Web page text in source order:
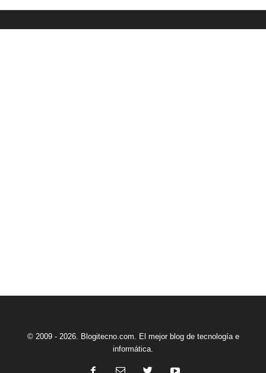
© 2009 - 2026. Blogitecno.com. El mejor blog de tecnología e
informática.